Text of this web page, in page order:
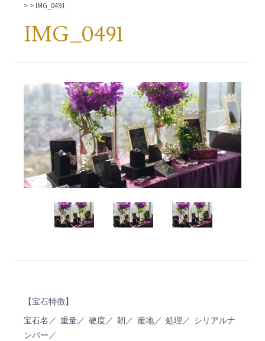
> > IMG_0491
IMG_0491
【宝石特徴】
宝石名／ 重量／ 硬度／ 靭／ 産地／ 処理／ シリアルナ
ンバー／